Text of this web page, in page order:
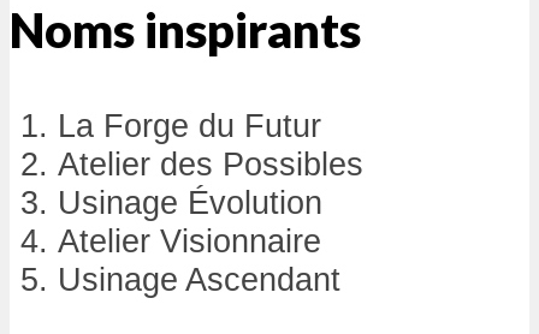
Noms inspirants
La Forge du Futur
Atelier des Possibles
Usinage Évolution
Atelier Visionnaire
Usinage Ascendant